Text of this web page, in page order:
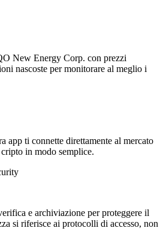
New Energy Corp. con prezzi
nascoste per monitorare al meglio i
app ti connette direttamente al mercato
in modo semplice.
e archiviazione per proteggere il
si riferisce ai protocolli di accesso, non